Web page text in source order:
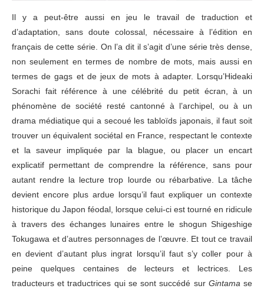
Il y a peut-être aussi en jeu le travail de traduction et
d’adaptation, sans doute colossal, nécessaire à l’édition en
français de cette série. On l’a dit il s’agit d’une série très dense,
non seulement en termes de nombre de mots, mais aussi en
termes de gags et de jeux de mots à adapter. Lorsqu’Hideaki
Sorachi fait référence à une célébrité du petit écran, à un
phénomène de société resté cantonné à l’archipel, ou à un
drama médiatique qui a secoué les tabloïds japonais, il faut soit
trouver un équivalent sociétal en France, respectant le contexte
et la saveur impliquée par la blague, ou placer un encart
explicatif permettant de comprendre la référence, sans pour
autant rendre la lecture trop lourde ou rébarbative. La tâche
devient encore plus ardue lorsqu’il faut expliquer un contexte
historique du Japon féodal, lorsque celui-ci est tourné en ridicule
à travers des échanges lunaires entre le shogun Shigeshige
Tokugawa et d’autres personnages de l’œuvre. Et tout ce travail
en devient d’autant plus ingrat lorsqu’il faut s’y coller pour à
peine quelques centaines de lecteurs et lectrices. Les
traducteurs et traductrices qui se sont succédé sur Gintama se